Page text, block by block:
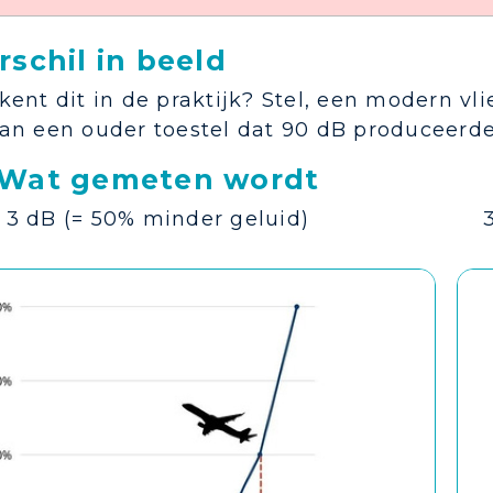
in beeld
dit in de praktijk? Stel, een modern
een ouder toestel dat 90 dB
gemeten wordt
3 dB (= 50% minder geluid)